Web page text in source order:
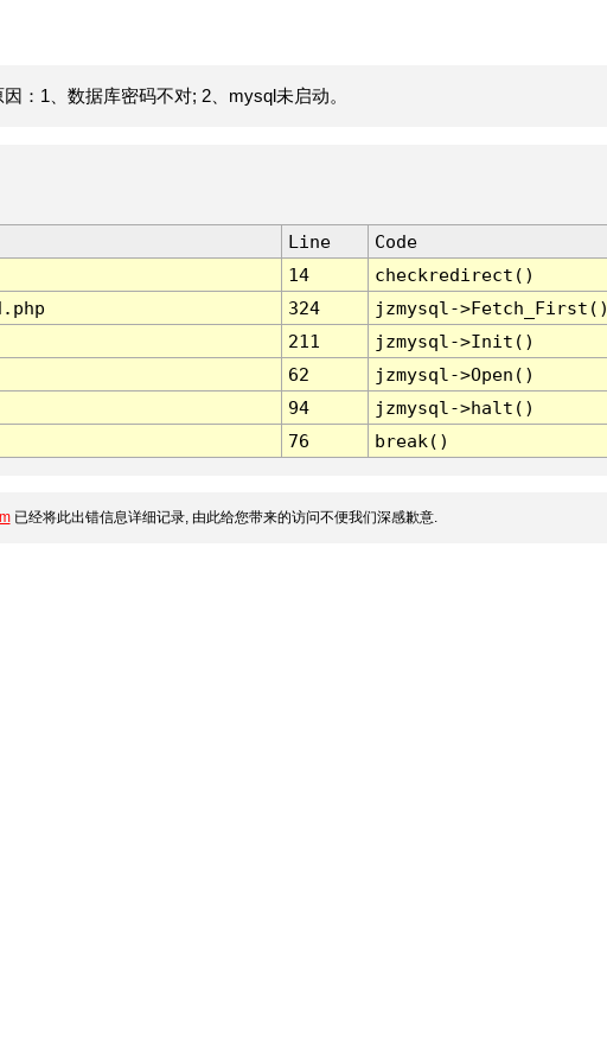
：1、数据库密码不对; 2、mysql未启动。
Line
Code
14
checkredirect()
324
jzmysql-
211
jzmysql->Init()
62
jzmysql->Open()
94
jzmysql->halt()
76 break()
已经将此出错信息详细记录, 由此给您带来的访问不便我们深感歉意.